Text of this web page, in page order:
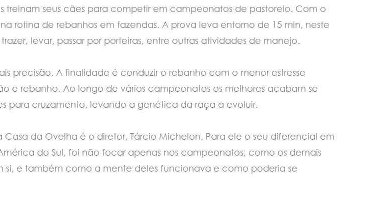
treinam seus cães para competir em campeonatos de pastoreio. Com o
rotina de rebanhos em fazendas. A prova leva entorno de 15 min, neste
levar, passar por porteiras, entre outras atividades de manejo.
precisão. A finalidade é conduzir o rebanho com o menor estresse
e rebanho. Ao longo de vários campeonatos os melhores acabam se
para cruzamento, levando a genética da raça a evoluir.
da Ovelha é o diretor, Tárcio Michelon. Para ele o seu diferencial em
do Sul, foi não focar apenas nos campeonatos, como os demais
e também como a mente deles funcionava e como poderia se